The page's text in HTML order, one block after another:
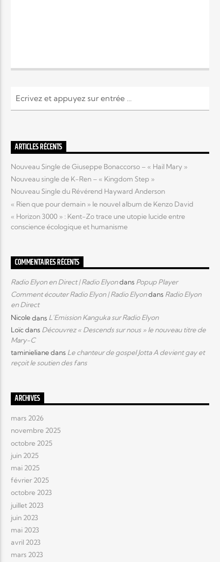
ARTICLES RÉCENTS
Nouveau Single de Giuseppe Bonaccorso – « Hail Mary »
Nouveau single de K-Ren – « Kingdom Step »
Nouveau Single du Révérend Hayward Anderson
« Rien que pour demain » le nouvel album de Kenzo David
« Horizon 3000 » : Kent-Zo trace une utopie lucide entre
conscience écologique et humanisme
COMMENTAIRES RÉCENTS
Radio Elyon en Direct | Radio Elyondans Popup Player
Comment écouter Radio Elyon | Radio Elyondans Radio Elyon
en Direct
Nicoledans L’Emission Kanguka sur Radio Elyon
Loïcdans Découvrez « Descends sur nous » le nouveau titre de
Mary-C
taminielianedans Le chanteur de gospel Jotta A devient gay et
reçoit le soutien des fans
ARCHIVES
mars 2026
novembre 2025
octobre 2025
juin 2025
mai 2025
février 2025
octobre 2023
juillet 2023
juin 2023
mai 2023
avril 2023
mars 2023